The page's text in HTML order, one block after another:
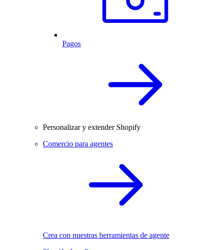
Pagos
Personalizar y extender Shopify
Comercio para agentes
Crea con nuestras herramientas de agente